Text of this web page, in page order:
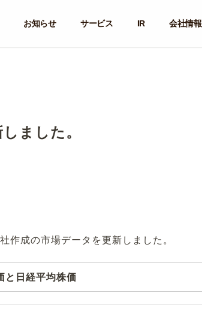
お知らせ サービス IR 会社情報
ました。
作成の市場データを更新しました。
と日経平均株価